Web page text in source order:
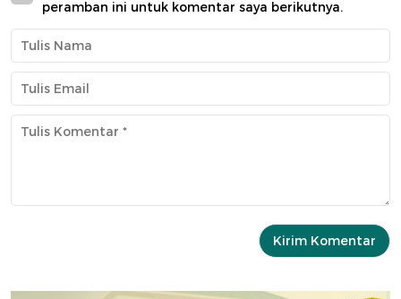
peramban ini untuk komentar saya berikutnya.